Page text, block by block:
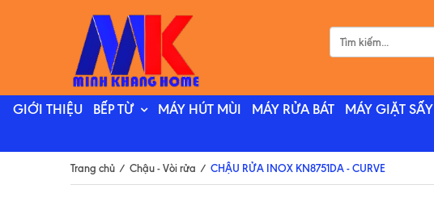
GIỚI THIỆU BẾP TỪ MÁY HÚT MÙI MÁY RỬA BÁT MÁY GIẶT SẤY
Trang chủ / Chậu - Vòi rửa / CHẬU RỬA INOX KN8751DA - CURVE